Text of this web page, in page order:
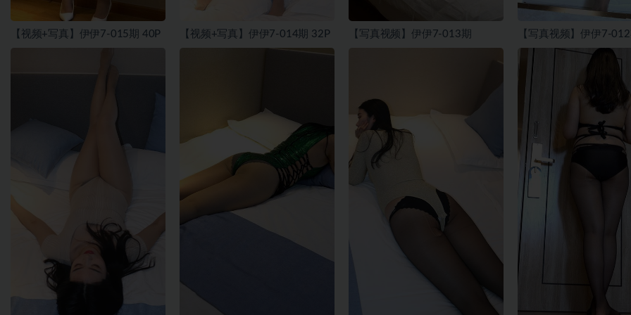
【视频+写真】伊伊7-015期 40P 【视频+写真】伊伊7-014期 32P 【写真视频】伊伊7-013期 【写真视频】伊伊7-